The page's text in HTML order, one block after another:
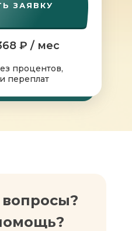
₽ / мес
ЗАЯВКУ
процентов,
переплат